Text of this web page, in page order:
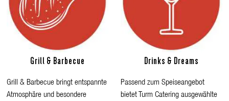
Grill & Barbecue
Grill & Barbecue bringt entspannte
Atmosphäre und besondere
Drinks & Dreams
Passend zum Speiseangebot
bietet Turm Catering ausgewählte